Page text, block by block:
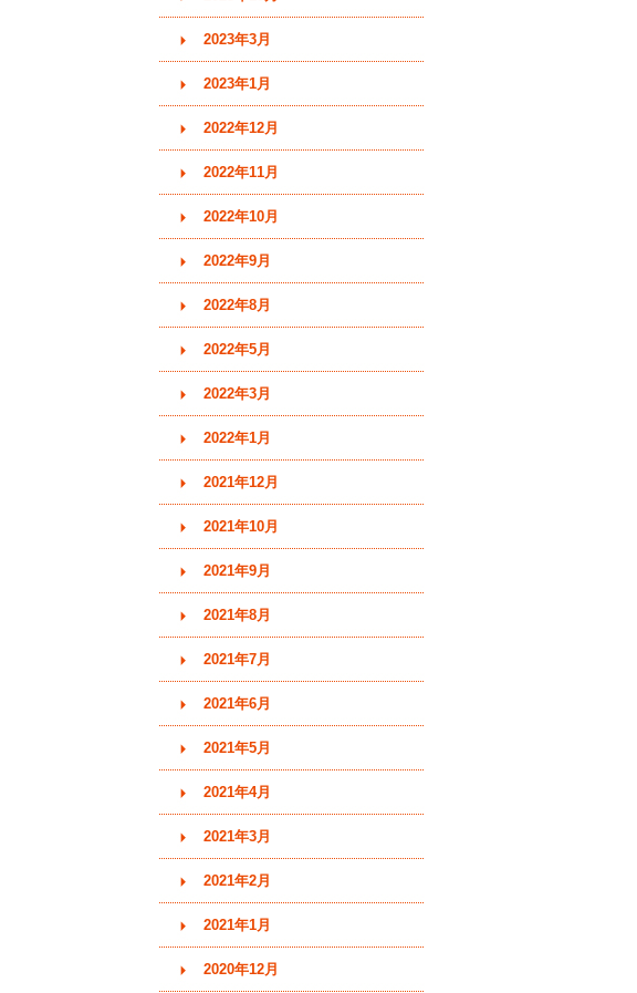
2023年3月
2023年1月
2022年12月
2022年11月
2022年10月
2022年9月
2022年8月
2022年5月
2022年3月
2022年1月
2021年12月
2021年10月
2021年9月
2021年8月
2021年7月
2021年6月
2021年5月
2021年4月
2021年3月
2021年2月
2021年1月
2020年12月